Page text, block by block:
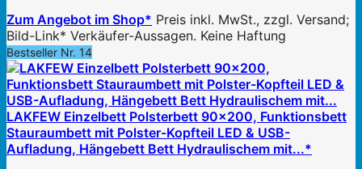
Zum Angebot im Shop* Preis inkl. MwSt., zzgl. Versand;
Bild-Link* Verkäufer-Aussagen. Keine Haftung
Bestseller Nr. 14
LAKFEW Einzelbett Polsterbett 90x200, Funktionsbett
Stauraumbett mit Polster-Kopfteil LED & USB-
Aufladung, Hängebett Bett Hydraulischem mit...*